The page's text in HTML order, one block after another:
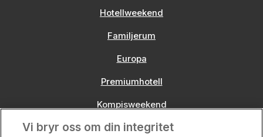
Hotellweekend
Familjerum
Europa
Premiumhotell
Kompisweekend
Storstadsweekend
Vi bryr oss om din integritet